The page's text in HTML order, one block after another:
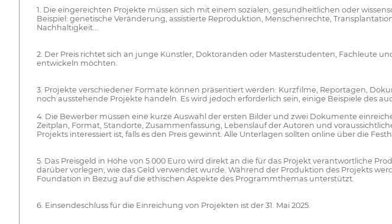
1. Die eingereichten Projekte müssen sich mit einem sozialen, gesundheitlichen oder
Beispiel: genetische Veränderung, assistierte Reproduktion, Menschenrechte,
Nachhaltigkeit...
2. Der Preis richtet sich an junge Künstler, Doktoranden oder Masterstudenten, Fachleute
entwickeln möchten.
3. Projekte verschiedener Formate können präsentiert werden: Kurzfilme, Reportagen,
noch ausstehende Projekte handeln. Es wird jedoch erforderlich sein, einige Beispiele des
4. Die Bewerber müssen eine kurze Auswahl der ersten Bilder und zwei Dokumente
Zeitplan, Format, Standorte, Zusammenfassung, Lebenslauf der Autoren und
Projekts interessiert ist, falls es den Preis gewinnt. Alle Unterlagen sollten online über die
5. Das Preisgeld in Höhe von 5.000 Euro wird direkt an die für das Projekt verantwortliche
darüber vorlegen, wie das Geld verwendet wurde. Während der Produktion des Projekts
Foundation in Bezug auf die ethischen Aspekte des Programmthemas unterstützt.
6. Einsendeschluss für die Einreichung von Projekten ist der 31. Mai 2025.